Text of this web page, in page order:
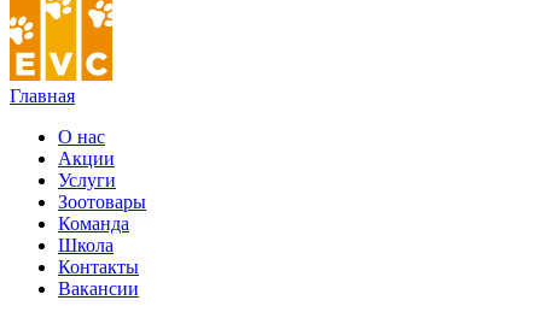
Главная
О нас
Акции
Услуги
Зоотовары
Команда
Школа
Контакты
Вакансии